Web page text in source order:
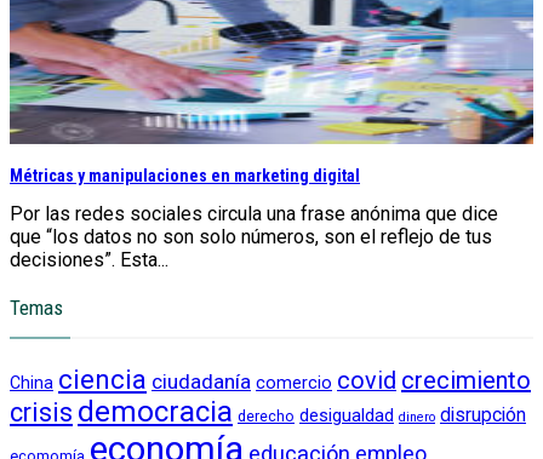
Métricas y manipulaciones en marketing digital
Por las redes sociales circula una frase anónima que dice
que “los datos no son solo números, son el reflejo de tus
decisiones”. Esta...
Temas
China ciencia ciudadanía comercio covid crecimiento
crisis democracia derecho desigualdad dinero disrupción
economía educación